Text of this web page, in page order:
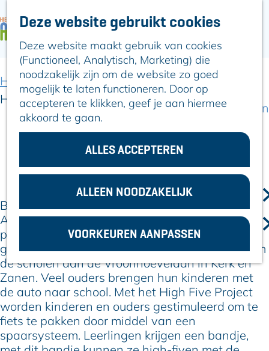
Deze website gebruikt cookies
Deze website maakt gebruik van cookies
(Functioneel, Analytisch, Marketing) die
noodzakelijk zijn om de website zo goed
mogelijk te laten functioneren. Door op
accepteren te klikken, geef je aan hiermee
akkoord te gaan.
ALLES ACCEPTEREN
ALLEEN NOODZAKELIJK
VOORKEUREN AANPASSEN
n
a
a
e
p
a
g
e
ARTIKELEN
Hier is Boskoop
Lekker Lokaal
Ontdek het
Erfgoed
Natuurlijk genieten
In en om Alphen
Kleuren van de
toren
VOOR
ONDERNEMERS
Home Over Alphen
Verhalen & actueel
High Five project is geslaagd!
12 juni 2025 | | |
Bedacht in België maar nu ook toegepast in
Alphen aan den Rijn: het High Five Project. Dit
project is tot stand gekomen omdat de
gemeente iets wilde doen aan de drukte rondom
de scholen aan de Vroonhoevelaan in Kerk en
Zanen. Veel ouders brengen hun kinderen met
de auto naar school. Met het High Five Project
worden kinderen en ouders gestimuleerd om te
fiets te pakken door middel van een
spaarsysteem. Leerlingen krijgen een bandje,